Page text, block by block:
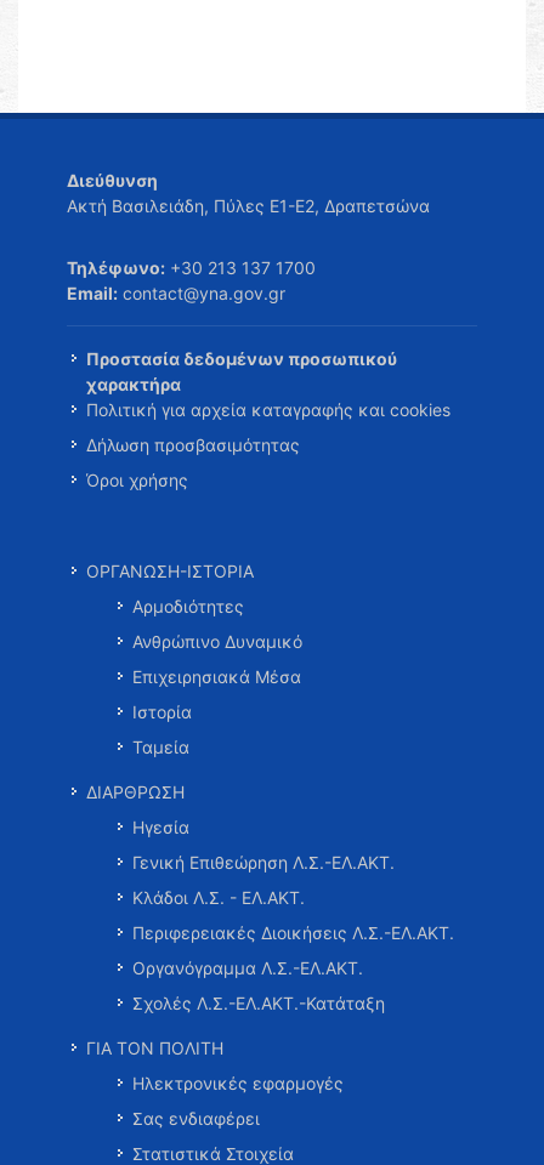
Διεύθυνση
Ακτή Βασιλειάδη, Πύλες Ε1-Ε2, Δραπετσώνα
Τηλέφωνο: +30 213 137 1700
Email: contact@yna.gov.gr
Προστασία δεδομένων προσωπικού
χαρακτήρα
Πολιτική για αρχεία καταγραφής και cookies
Δήλωση προσβασιμότητας
Όροι χρήσης
ΟΡΓΑΝΩΣΗ-ΙΣΤΟΡΙΑ
Αρμοδιότητες
Ανθρώπινο Δυναμικό
Επιχειρησιακά Μέσα
Ιστορία
Ταμεία
ΔΙΑΡΘΡΩΣΗ
Ηγεσία
Γενική Επιθεώρηση Λ.Σ.-ΕΛ.ΑΚΤ.
Κλάδοι Λ.Σ. - ΕΛ.ΑΚΤ.
Περιφερειακές Διοικήσεις Λ.Σ.-ΕΛ.ΑΚΤ.
Οργανόγραμμα Λ.Σ.-ΕΛ.ΑΚΤ.
Σχολές Λ.Σ.-ΕΛ.ΑΚΤ.-Κατάταξη
ΓΙΑ ΤΟΝ ΠΟΛΙΤΗ
Ηλεκτρονικές εφαρμογές
Σας ενδιαφέρει
Στατιστικά Στοιχεία